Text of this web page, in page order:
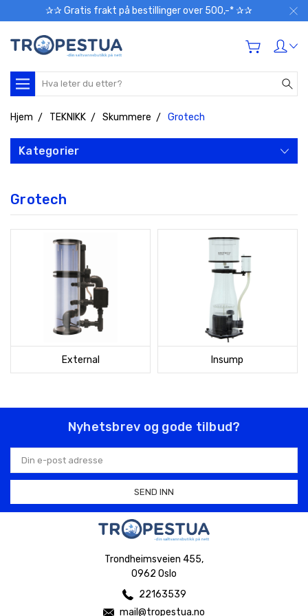
✰✰ Gratis frakt på bestillinger over 500,-* ✰✰
Søk
Hjem TEKNIKK Skummere Grotech
Kategorier
Grotech
External Insump
Nyhetsbrev og gode tilbud?
E-
postadresse
Trondheimsveien 455,
0962 Oslo
22163539
mail@tropestua.no